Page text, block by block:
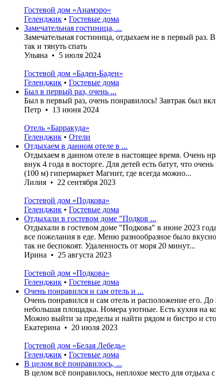
Гостевой дом «Анамэро»
Геленджик • Гостевые дома
Замечательная гостиница, ...
Замечательная гостиница, отдыхаем не в первый раз.
так и тянуть спать
Ульяна • 5 июля 2024
Гостевой дом «Баден-Баден»
Геленджик • Гостевые дома
Был в первый раз, очень ...
Был в первый раз, очень понравилось! Завтрак был
Петр • 13 июня 2024
Отель «Барракуда»
Геленджик • Отели
Отдыхаем в данном отеле в ...
Отдыхаем в данном отеле в настоящее время. Очень
внук 4 года в восторге. Для детей есть батут, что
(100 м) гипермаркет Магнит, где всегда можно...
Лилия • 22 сентября 2023
Гостевой дом «Подкова»
Геленджик • Гостевые дома
Отдыхали в гостевом доме "Подков ...
Отдыхали в гостевом доме "Подкова" в июне 2023
все пожелания в еде. Меню разнообразное было
так не беспокоят. Удаленность от моря 20 минут...
Ирина • 25 августа 2023
Гостевой дом «Подкова»
Геленджик • Гостевые дома
Очень понравился и сам отель и ...
Очень понравился и сам отель и расположение его.
небольшая площадка. Номера уютные. Есть кухня на
Можно выйти за пределы и найти рядом и бистро и
Екатерина • 20 июля 2023
Гостевой дом «Белая Лебедь»
Геленджик • Гостевые дома
В целом всё понравилось, ...
В целом всё понравилось, неплохое место для